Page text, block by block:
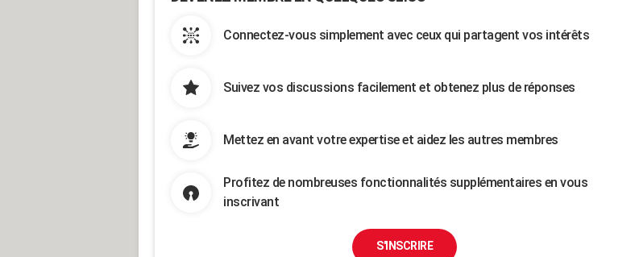
Connectez-vous simplement avec ceux qui partagent vos intérêts
Suivez vos discussions facilement et obtenez plus de réponses
Mettez en avant votre expertise et aidez les autres membres
Profitez de nombreuses fonctionnalités supplémentaires en vous
inscrivant
S'INSCRIRE